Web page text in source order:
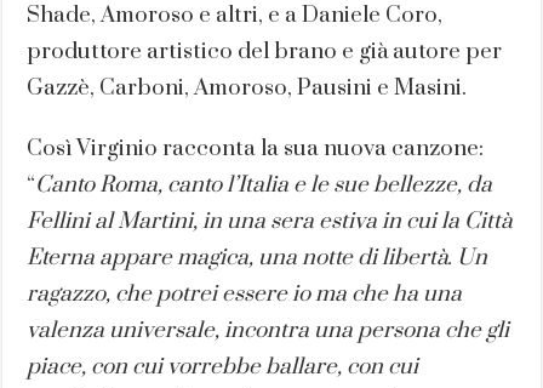
Shade, Amoroso e altri, e a Daniele Coro,
produttore artistico del brano e già autore per
Gazzè, Carboni, Amoroso, Pausini e Masini.
Così Virginio racconta la sua nuova canzone:
“Canto Roma, canto l’Italia e le sue bellezze, da
Fellini al Martini, in una sera estiva in cui la Città
Eterna appare magica, una notte di libertà. Un
ragazzo, che potrei essere io ma che ha una
valenza universale, incontra una persona che gli
piace, con cui vorrebbe ballare, con cui